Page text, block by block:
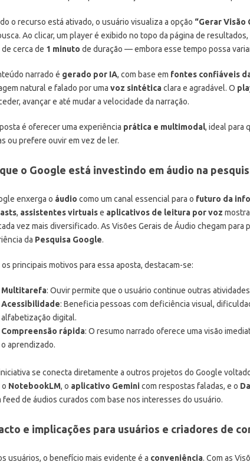
o recurso está ativado, o usuário visualiza a opção “Gerar Visão
Ao clicar, um player é exibido no topo da página de
cerca de 1 minuto de duração — embora esse tempo possa
narrado é gerado por IA, com base em fontes confiáveis
natural e falado por uma voz sintéticaclara e agradável. O
avançar e até mudar a velocidade da narração.
é oferecer uma experiência prática e multimodal, ideal para
ou prefere ouvir em vez de ler.
o Google está investindo em áudio na
enxerga o áudio como um canal essencial para o futuro da
, assistentes virtuaise aplicativos de leitura por voz
vez mais diversificado. As Visões Gerais de Áudio chegam para
da Pesquisa Google.
principais motivos para essa aposta, destacam-se:
Multitarefa: Ouvir permite que o usuário continue outras
Acessibilidade: Beneficia pessoas com deficiência visual,
alfabetização digital.
Compreensão rápida: O resumo narrado oferece uma visão
o aprendizado.
se conecta diretamente a outros projetos do Google
o NotebookLM, o aplicativo Geminicom respostas faladas, e o
de áudios curados com base nos interesses do usuário.
e implicações para usuários e criadores de
usuários, o benefício mais evidente é a conveniência. Com as